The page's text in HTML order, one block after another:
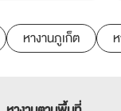
หางานภูเก็ต